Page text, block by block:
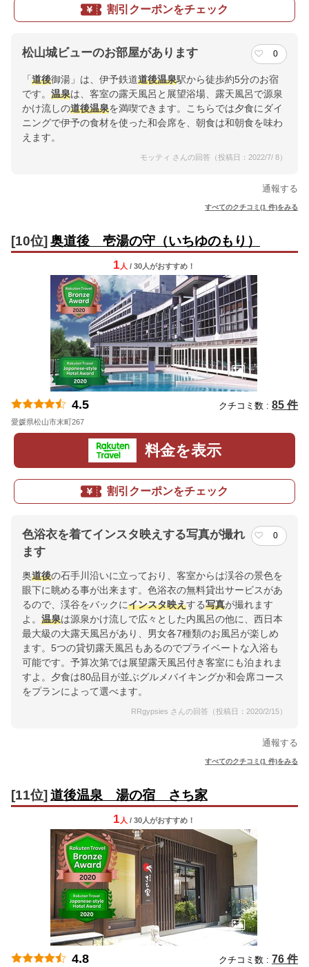
割引クーポンをチェック
松山城ビューのお部屋があります 0
「 道後御湯」は、伊予鉄道道後温泉駅から徒歩約5分のお宿
です。 温泉は、客室の露天風呂と展望浴場、露天風呂で源泉
かけ流しの道後温泉を満喫できます。こちらでは夕食にダイ
ニングで伊予の食材を使った和会席を、朝食は和朝食を味わ
えます。
モッティ さんの回答（投稿日：2022/7/ 8）
通報する
すべてのクチコミ(1 件)をみる
[10位] 奥道後 壱湯の守（いちゆのもり）
1 人 / 30人がおすすめ！
4.5 クチコミ数 : 85 件
愛媛県松山市末町267
料金を表示
割引クーポンをチェック
色浴衣を着てインスタ映えする写真が撮れ
ます
0
奥道後の石手川沿いに立っており、客室からは渓谷の景色を
眼下に眺める事が出来ます。色浴衣の無料貸出サービスがあ
るので、渓谷をバックにインスタ映えする写真が撮れます
よ。 温泉は源泉かけ流しで広々とした内風呂の他に、西日本
最大級の大露天風呂があり、男女各7種類のお風呂が楽しめ
ます。5つの貸切露天風呂もあるのでプライベートな入浴も
可能です。予算次第では展望露天風呂付き客室にも泊まれま
すよ。夕食は80品目が並ぶグルメバイキングか和会席コース
をプランによって選べます。
RRgypsies さんの回答（投稿日：2020/2/15）
通報する
すべてのクチコミ(1 件)をみる
[11位] 道後温泉 湯の宿 さち家
1 人 / 30人がおすすめ！
4.8 クチコミ数 : 76 件